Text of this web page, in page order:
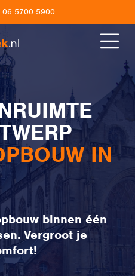
06 5700 5900
IN
binnen één
Vergroot je